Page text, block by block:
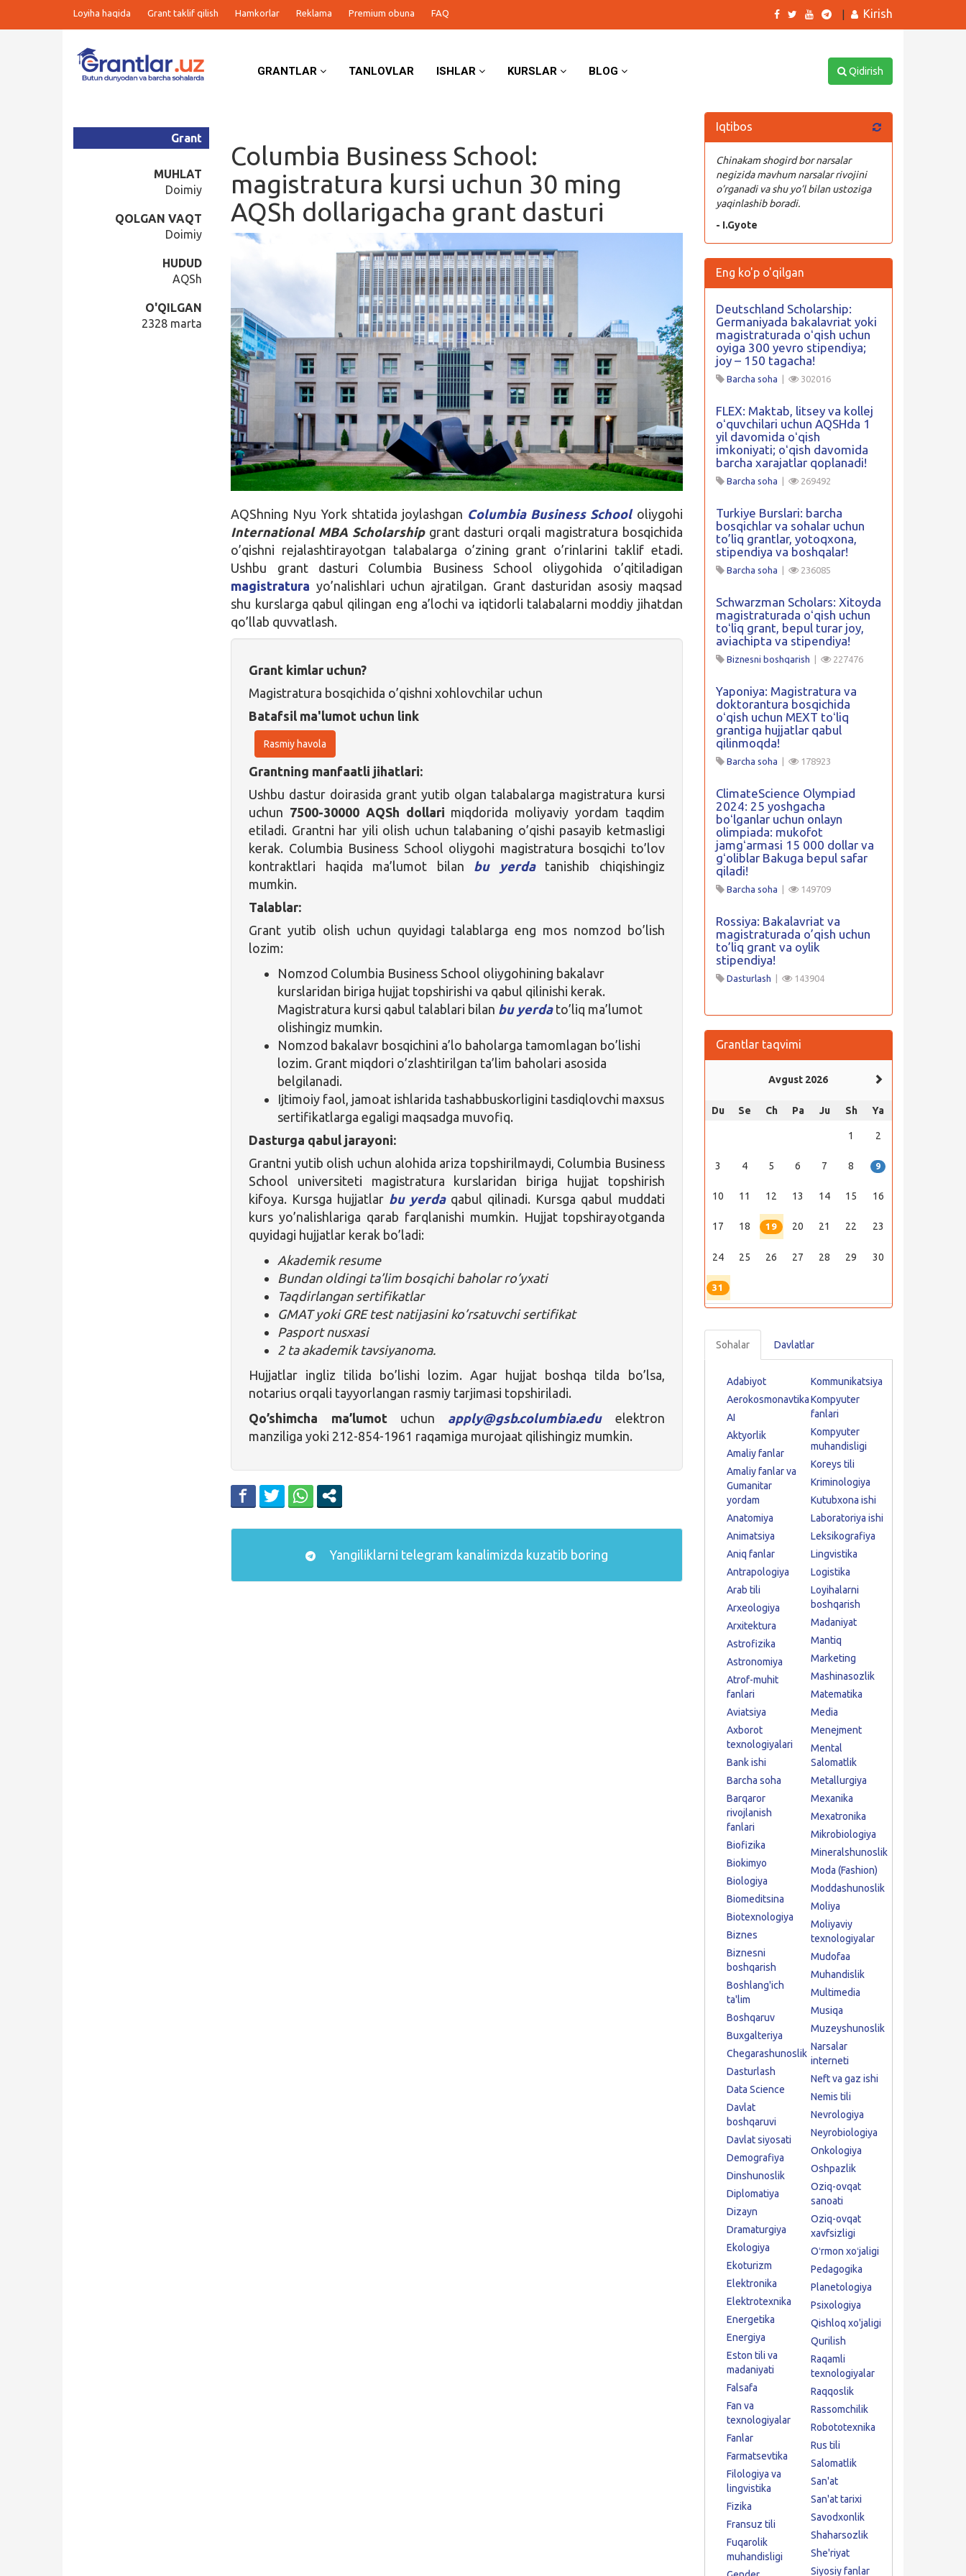
Loyiha haqida Grant taklif qilish Hamkorlar Reklama Premium obuna FAQ Kirish
GRANTLAR TANLOVLAR ISHLAR KURSLAR BLOG Qidirish
Columbia Business School:
magistratura kursi uchun 30 ming
AQSh dollarigacha grant dasturi
Grant
MUHLAT
Doimiy
QOLGAN VAQT
Doimiy
HUDUD
AQSh
O'QILGAN
2328 marta
AQShning Nyu York shtatida joylashgan Columbia Business Schoololiygohi
International MBA Scholarshipgrant dasturi orqali magistratura bosqichida
o’qishni rejalashtirayotgan talabalarga o’zining grant o’rinlarini taklif etadi.
Ushbu grant dasturi Columbia Business School oliygohida o’qitiladigan
magistratura yo’nalishlari uchun ajratilgan. Grant dasturidan asosiy maqsad
shu kurslarga qabul qilingan eng a’lochi va iqtidorli talabalarni moddiy jihatdan
qo’llab quvvatlash.
Grant kimlar uchun?
Magistratura bosqichida o’qishni xohlovchilar uchun
Batafsil ma'lumot uchun link
Rasmiy havola
Grantning manfaatli jihatlari:
Ushbu dastur doirasida grant yutib olgan talabalarga magistratura kursi
uchun 7500-30000 AQSh dollari miqdorida moliyaviy yordam taqdim
etiladi. Grantni har yili olish uchun talabaning o’qishi pasayib ketmasligi
kerak. Columbia Business School oliygohi magistratura bosqichi to’lov
kontraktlari haqida ma’lumot bilan bu yerdatanishib chiqishingiz
mumkin.
Talablar:
Grant yutib olish uchun quyidagi talablarga eng mos nomzod bo’lish
lozim:
Nomzod Columbia Business School oliygohining bakalavr
kurslaridan biriga hujjat topshirishi va qabul qilinishi kerak.
Magistratura kursi qabul talablari bilan bu yerdato’liq ma’lumot
olishingiz mumkin.
Nomzod bakalavr bosqichini a’lo baholarga tamomlagan bo’lishi
lozim. Grant miqdori o’zlashtirilgan ta’lim baholari asosida
belgilanadi.
Ijtimoiy faol, jamoat ishlarida tashabbuskorligini tasdiqlovchi maxsus
sertifikatlarga egaligi maqsadga muvofiq.
Dasturga qabul jarayoni:
Grantni yutib olish uchun alohida ariza topshirilmaydi, Columbia Business
School universiteti magistratura kurslaridan biriga hujjat topshirish
kifoya. Kursga hujjatlar bu yerdaqabul qilinadi. Kursga qabul muddati
kurs yo’nalishlariga qarab farqlanishi mumkin. Hujjat topshirayotganda
quyidagi hujjatlar kerak bo’ladi:
Akademik resume
Bundan oldingi ta’lim bosqichi baholar ro’yxati
Taqdirlangan sertifikatlar
GMAT yoki GRE test natijasini ko’rsatuvchi sertifikat
Pasport nusxasi
2 ta akademik tavsiyanoma.
Hujjatlar ingliz tilida bo’lishi lozim. Agar hujjat boshqa tilda bo’lsa,
notarius orqali tayyorlangan rasmiy tarjimasi topshiriladi.
Qo’shimcha ma’lumot uchun apply@gsb.columbia.eduelektron
manziliga yoki 212-854-1961 raqamiga murojaat qilishingiz mumkin.
Yangiliklarni telegram kanalimizda kuzatib boring
Iqtibos
Chinakam shogird bor narsalar
negizida mavhum narsalar rivojini
o’rganadi va shu yo’l bilan ustoziga
yaqinlashib boradi.
- I.Gyote
Eng ko'p o'qilgan
Deutschland Scholarship:
Germaniyada bakalavriat yoki
magistraturada oʻqish uchun
oyiga 300 yevro stipendiya;
joy – 150 tagacha!
Barcha soha 302016
FLEX: Maktab, litsey va kollej
oʻquvchilari uchun AQSHda 1
yil davomida oʻqish
imkoniyati; oʻqish davomida
barcha xarajatlar qoplanadi!
Barcha soha 269492
Turkiye Burslari: barcha
bosqichlar va sohalar uchun
to’liq grantlar, yotoqxona,
stipendiya va boshqalar!
Barcha soha 236085
Schwarzman Scholars: Xitoyda
magistraturada oʻqish uchun
toʻliq grant, bepul turar joy,
aviachipta va stipendiya!
Biznesni boshqarish 227476
Yaponiya: Magistratura va
doktorantura bosqichida
oʻqish uchun MEXT toʻliq
grantiga hujjatlar qabul
qilinmoqda!
Barcha soha 178923
ClimateScience Olympiad
2024: 25 yoshgacha
boʻlganlar uchun onlayn
olimpiada: mukofot
jamgʻarmasi 15 000 dollar va
gʻoliblar Bakuga bepul safar
qiladi!
Barcha soha 149709
Rossiya: Bakalavriat va
magistraturada o’qish uchun
to’liq grant va oylik
stipendiya!
Dasturlash 143904
Grantlar taqvimi
Avgust 2026
Du Se Ch Pa Ju Sh Ya
1 2
3 4 5 6 7 8 9
10 11 12 13 14 15 16
17 18 19 20 21 22 23
24 25 26 27 28 29 30
31
Sohalar Davlatlar
Adabiyot
Aerokosmonavtika
AI
Aktyorlik
Amaliy fanlar
Amaliy fanlar va
Gumanitar
yordam
Anatomiya
Animatsiya
Aniq fanlar
Antrapologiya
Arab tili
Arxeologiya
Arxitektura
Astrofizika
Astronomiya
Atrof-muhit
fanlari
Aviatsiya
Axborot
texnologiyalari
Bank ishi
Barcha soha
Barqaror
rivojlanish
fanlari
Biofizika
Biokimyo
Biologiya
Biomeditsina
Biotexnologiya
Biznes
Biznesni
boshqarish
Boshlang'ich
ta'lim
Boshqaruv
Buxgalteriya
Chegarashunoslik
Dasturlash
Data Science
Davlat
boshqaruvi
Davlat siyosati
Demografiya
Dinshunoslik
Diplomatiya
Dizayn
Dramaturgiya
Ekologiya
Ekoturizm
Elektronika
Elektrotexnika
Energetika
Energiya
Eston tili va
madaniyati
Falsafa
Fan va
texnologiyalar
Fanlar
Farmatsevtika
Filologiya va
lingvistika
Fizika
Fransuz tili
Fuqarolik
muhandisligi
Kommunikatsiya
Kompyuter
fanlari
Kompyuter
muhandisligi
Koreys tili
Kriminologiya
Kutubxona ishi
Laboratoriya ishi
Leksikografiya
Lingvistika
Logistika
Loyihalarni
boshqarish
Madaniyat
Mantiq
Marketing
Mashinasozlik
Matematika
Media
Menejment
Mental
Salomatlik
Metallurgiya
Mexanika
Mexatronika
Mikrobiologiya
Mineralshunoslik
Moda (Fashion)
Moddashunoslik
Moliya
Moliyaviy
texnologiyalar
Mudofaa
Muhandislik
Multimedia
Musiqa
Muzeyshunoslik
Narsalar
interneti
Neft va gaz ishi
Nemis tili
Nevrologiya
Neyrobiologiya
Onkologiya
Oshpazlik
Oziq-ovqat
sanoati
Oziq-ovqat
xavfsizligi
Oʻrmon xoʻjaligi
Pedagogika
Planetologiya
Psixologiya
Qishloq xo'jaligi
Qurilish
Raqamli
texnologiyalar
Raqqoslik
Rassomchilik
Robototexnika
Rus tili
Salomatlik
San'at
San'at tarixi
Savodxonlik
Shaharsozlik
She'riyat
Siyosiy fanlar